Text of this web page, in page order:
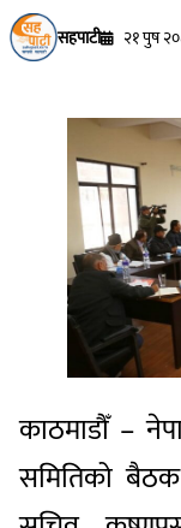
सहपाटी २१ पुष
काठमाडौँ –
समितिको